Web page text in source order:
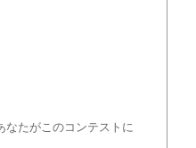
たがこのコンテストに